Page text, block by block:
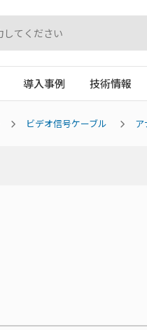
導入事例 技術情報
ビデオ信号ケーブル ア